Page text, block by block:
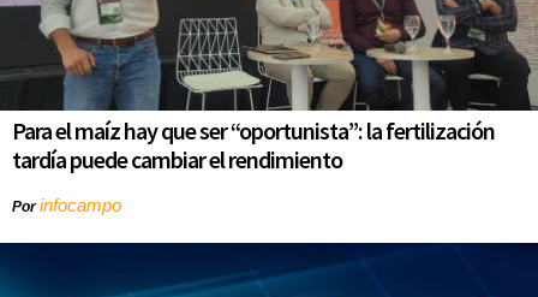
Para el maíz hay que ser “oportunista”: la fertilización
tardía puede cambiar el rendimiento
Porinfocampo